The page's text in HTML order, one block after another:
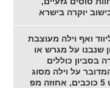
יוקרה בישרא
ואף וילה מעוצבת
שנבנו על מגרש או
בסביון כוללים
על וילה מסוג